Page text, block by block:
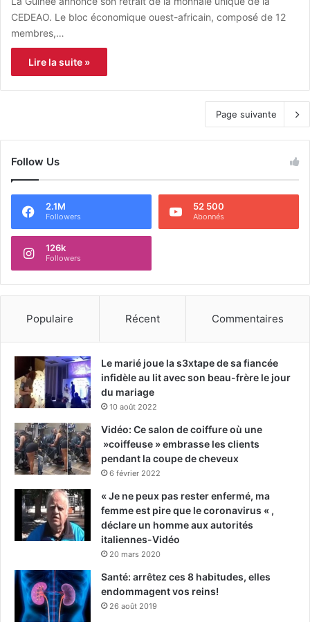
CEDEAO. Le bloc économique ouest-africain, composé de 12
membres,…
Lire la suite »
Page suivante
Follow Us
2.1M
Followers
52 500
Abonnés
126k
Followers
Populaire Récent Commentaires
Le marié joue la s3xtape de sa fiancée
infidèle au lit avec son beau-frère le jour
du mariage
10 août 2022
Vidéo: Ce salon de coiffure où une
»coiffeuse » embrasse les clients
pendant la coupe de cheveux
6 février 2022
« Je ne peux pas rester enfermé, ma
femme est pire que le coronavirus « ,
déclare un homme aux autorités
italiennes-Vidéo
20 mars 2020
Santé: arrêtez ces 8 habitudes, elles
endommagent vos reins!
26 août 2019